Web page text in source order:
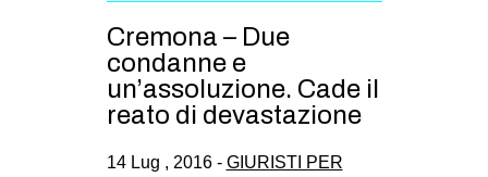
Cremona – Due
condanne e
un’assoluzione. Cade il
reato di devastazione
14 Lug , 2016 - GIURISTI PER